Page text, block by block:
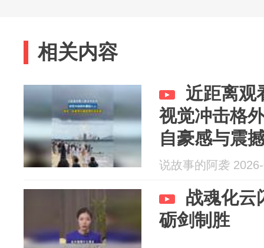
相关内容
近距离观
视觉冲击格
自豪感与震
说故事的阿袭
战魂化云
砺剑制胜